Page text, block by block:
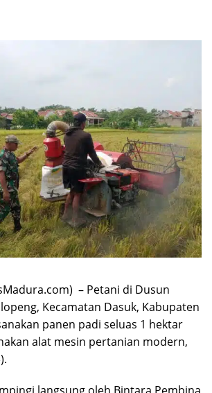
– Petani di Dusun
Kecamatan Dasuk, Kabupaten
panen padi seluas 1 hektar
alat mesin pertanian modern,